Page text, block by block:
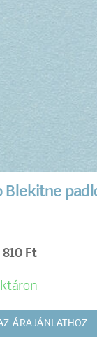
Blekitne
810 Ft
ÁRAJÁNLATHOZ